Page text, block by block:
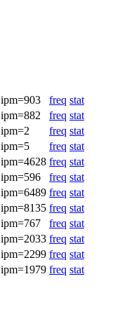
ipm=903 freq stat
ipm=882 freq stat
ipm=2 freq stat
ipm=5 freq stat
ipm=4628 freq stat
ipm=596 freq stat
ipm=6489 freq stat
ipm=8135 freq stat
ipm=767 freq stat
ipm=2033 freq stat
ipm=2299 freq stat
ipm=1979 freq stat